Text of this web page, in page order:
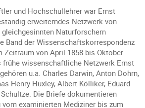
und Hochschullehrer war Ernst
erweiterndes Netzwerk von
Naturforschern
Band der Wissenschaftskorrespondenz
Zeitraum von April 1858 bis Oktober
frühe wissenschaftliche Netzwerk Ernst
u.a. Charles Darwin, Anton Dohrn,
Henry Huxley, Albert Kölliker, Eduard
Die Briefe dokumentieren
examinierten Mediziner bis zum